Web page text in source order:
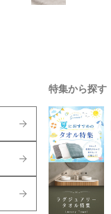
特集から探す